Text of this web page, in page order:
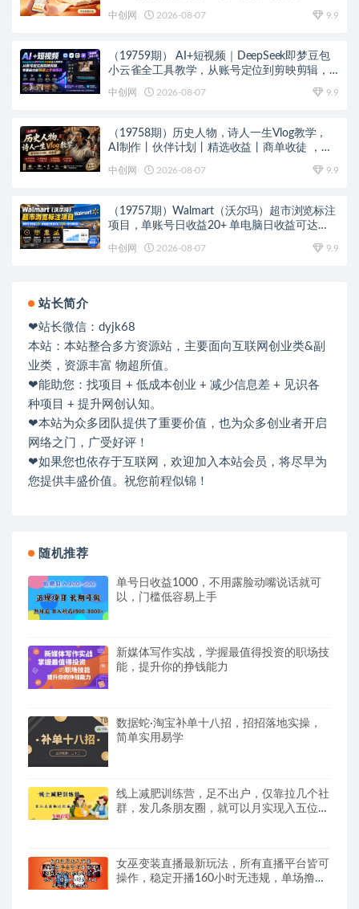
中创网 2026-08-07 9.9
（19759期） AI+短视频｜DeepSeek即梦豆包
小云雀全工具教学，从账号定位到剪映剪辑，
中创网 2026-08-07 9.9
（19758期）历史人物，诗人一生Vlog教学，
AI制作丨伙伴计划丨精选收益丨商单收徒 ，新
中创网 2026-08-07 9.9
（19757期）Walmart（沃尔玛）超市浏览标注
项目，单账号日收益20+ 单电脑日收益可达
中创网 2026-08-07 9.9
站长简介
❤站长微信：dyjk68
本站：本站整合多方资源站，主要面向互联网创业类&副
业类，资源丰富 物超所值。
❤能助您：找项目 + 低成本创业 + 减少信息差 + 见识各
种项目 + 提升网创认知。
❤本站为众多团队提供了重要价值，也为众多创业者开启
网络之门，广受好评！
❤如果您也依存于互联网，欢迎加入本站会员，将尽早为
您提供丰盛价值。祝您前程似锦！
随机推荐
单号日收益1000，不用露脸动嘴说话就可
以，门槛低容易上手
新媒体写作实战，学握最值得投资的职场技
能，提升你的挣钱能力
数据蛇·淘宝补单十八招，招招落地实操，
简单实用易学
线上减肥训练营，足不出户，仅靠拉几个社
群，发几条朋友圈，就可以月实现入五位
女巫变装直播最新玩法，所有直播平台皆可
操作，稳定开播160小时无违规，单场撸音